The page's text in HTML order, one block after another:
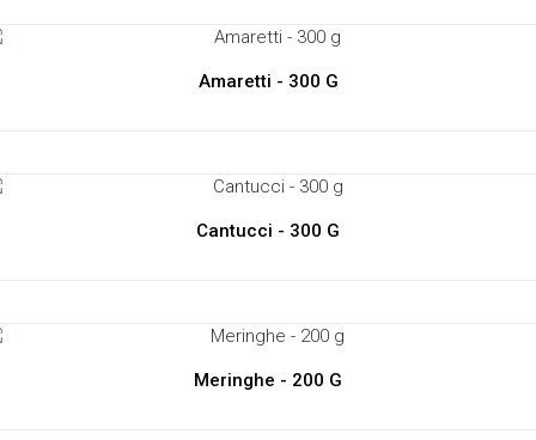
Amaretti - 300 G
Cantucci - 300 G
Meringhe - 200 G